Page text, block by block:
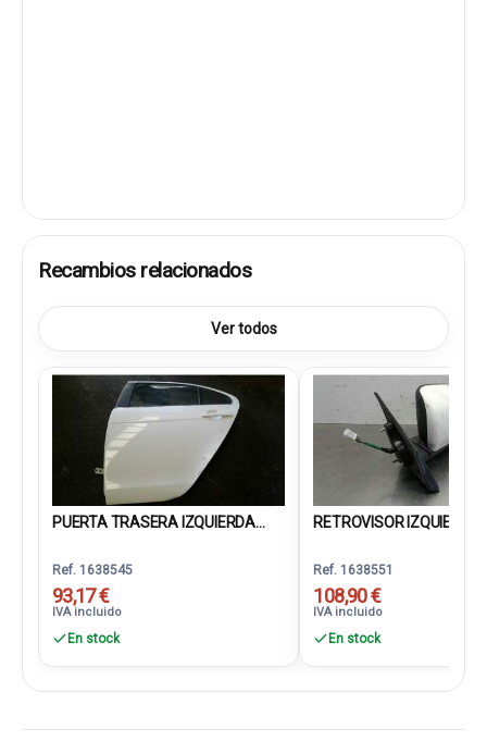
Recambios relacionados
Ver todos
PUERTA TRASERA IZQUIERDA...
Ref. 1638545
93,17 €
IVA incluido
En stock
RETROVISOR IZQUIERDO
Ref. 1638551
108,90 €
IVA incluido
En stock